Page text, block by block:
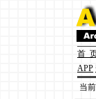
首
APP
当